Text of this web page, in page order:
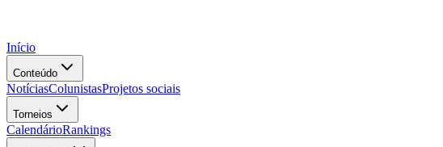
Início
Conteúdo
NotíciasColunistasProjetos sociais
Torneios
CalendárioRankings